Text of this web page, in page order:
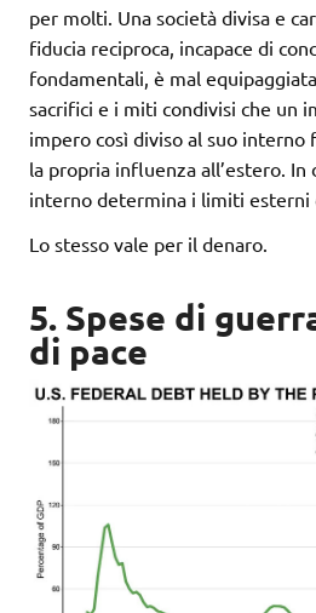
per molti. Una società divisa e
fiducia reciproca, incapace di
fondamentali, è mal
sacrifici e i miti condivisi che un
impero così diviso al suo interno
la propria influenza all’estero.
interno determina i limiti esterni
Lo stesso vale per il denaro.
5. Spese di
di pace